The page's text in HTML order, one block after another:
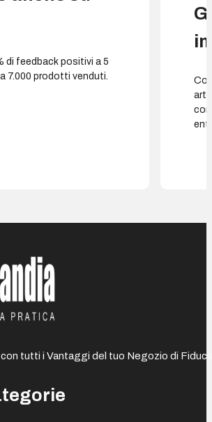
di feedback positivi a 5
7.000 prodotti venduti.
tutti i Vantaggi del tuo Negozio di